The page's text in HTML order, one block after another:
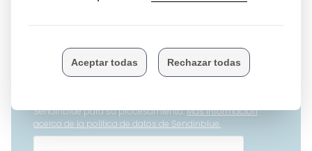
Puede cancelar su suscripción en cualquier momento
haciendo clic en el enlace que aparece a pie de página de
nuestras newsletters. Utilizamos Sendinblue como
Sendinblue para su procesamiento.Más información
acerca de la política de datos de Sendinblue.